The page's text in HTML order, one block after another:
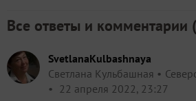
Все ответы и комментарии (
SvetlanaKulbashnaya
Светлана Кульбашная
22 апреля 2022, 23:27